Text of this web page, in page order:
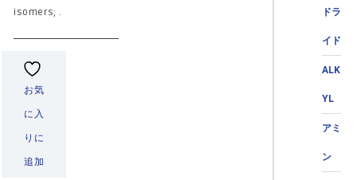
ドラ
イド
ALK
YL
アミ
ン
isomers; .
お気
に入
りに
追加